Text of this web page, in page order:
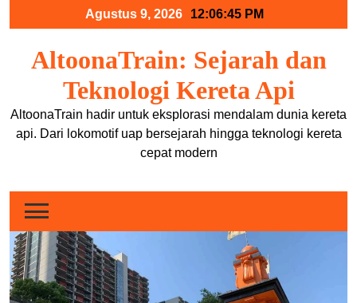
Agustus 9, 2026 12:06:45 PM
AltoonaTrain: Sejarah dan
Teknologi Kereta Api
AltoonaTrain hadir untuk eksplorasi mendalam dunia kereta
api. Dari lokomotif uap bersejarah hingga teknologi kereta
cepat modern